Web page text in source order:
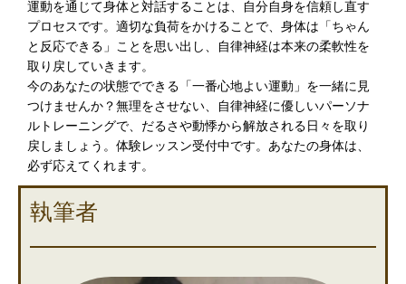
運動を通じて身体と対話することは、自分自身を信頼し直す
プロセスです。適切な負荷をかけることで、身体は「ちゃん
と反応できる」ことを思い出し、自律神経は本来の柔軟性を
取り戻していきます。
今のあなたの状態でできる「一番心地よい運動」を一緒に見
つけませんか？無理をさせない、自律神経に優しいパーソナ
ルトレーニングで、だるさや動悸から解放される日々を取り
戻しましょう。体験レッスン受付中です。あなたの身体は、
必ず応えてくれます。
執筆者